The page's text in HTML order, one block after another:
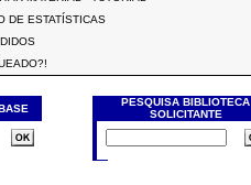
DE ESTATÍSTICAS
PESQUISA BIBLIOTECA
SOLICITANTE